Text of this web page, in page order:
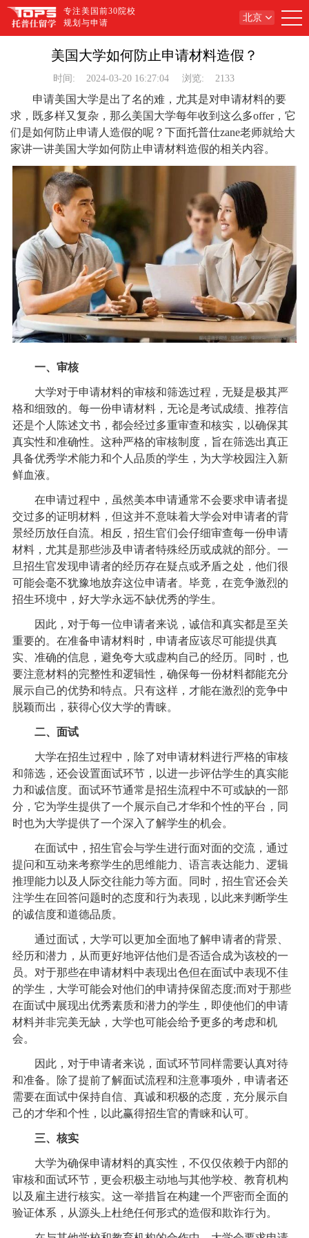
专注美国前30院校
规划与申请
北京
美国大学如何防止申请材料造假？
时间: 2024-03-20 16:27:04 浏览: 2133
申请美国大学是出了名的难，尤其是对申请材料的要
求，既多样又复杂，那么美国大学每年收到这么多offer，它
们是如何防止申请人造假的呢？下面托普仕zane老师就给大
家讲一讲美国大学如何防止申请材料造假的相关内容。
一、审核
大学对于申请材料的审核和筛选过程，无疑是极其严
格和细致的。每一份申请材料，无论是考试成绩、推荐信
还是个人陈述文书，都会经过多重审查和核实，以确保其
真实性和准确性。这种严格的审核制度，旨在筛选出真正
具备优秀学术能力和个人品质的学生，为大学校园注入新
鲜血液。
在申请过程中，虽然美本申请通常不会要求申请者提
交过多的证明材料，但这并不意味着大学会对申请者的背
景经历放任自流。相反，招生官们会仔细审查每一份申请
材料，尤其是那些涉及申请者特殊经历或成就的部分。一
旦招生官发现申请者的经历存在疑点或矛盾之处，他们很
可能会毫不犹豫地放弃这位申请者。毕竟，在竞争激烈的
招生环境中，好大学永远不缺优秀的学生。
因此，对于每一位申请者来说，诚信和真实都是至关
重要的。在准备申请材料时，申请者应该尽可能提供真
实、准确的信息，避免夸大或虚构自己的经历。同时，也
要注意材料的完整性和逻辑性，确保每一份材料都能充分
展示自己的优势和特点。只有这样，才能在激烈的竞争中
脱颖而出，获得心仪大学的青睐。
二、面试
大学在招生过程中，除了对申请材料进行严格的审核
和筛选，还会设置面试环节，以进一步评估学生的真实能
力和诚信度。面试环节通常是招生流程中不可或缺的一部
分，它为学生提供了一个展示自己才华和个性的平台，同
时也为大学提供了一个深入了解学生的机会。
在面试中，招生官会与学生进行面对面的交流，通过
提问和互动来考察学生的思维能力、语言表达能力、逻辑
推理能力以及人际交往能力等方面。同时，招生官还会关
注学生在回答问题时的态度和行为表现，以此来判断学生
的诚信度和道德品质。
通过面试，大学可以更加全面地了解申请者的背景、
经历和潜力，从而更好地评估他们是否适合成为该校的一
员。对于那些在申请材料中表现出色但在面试中表现不佳
的学生，大学可能会对他们的申请持保留态度;而对于那些
在面试中展现出优秀素质和潜力的学生，即使他们的申请
材料并非完美无缺，大学也可能会给予更多的考虑和机
会。
因此，对于申请者来说，面试环节同样需要认真对待
和准备。除了提前了解面试流程和注意事项外，申请者还
需要在面试中保持自信、真诚和积极的态度，充分展示自
己的才华和个性，以此赢得招生官的青睐和认可。
三、核实
大学为确保申请材料的真实性，不仅仅依赖于内部的
审核和面试环节，更会积极主动地与其他学校、教育机构
以及雇主进行核实。这一举措旨在构建一个严密而全面的
验证体系，从源头上杜绝任何形式的造假和欺诈行为。